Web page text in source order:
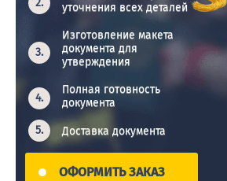
уточнения всех деталей
Изготовление макета
документа для
утверждения
Полная готовность
документа
Доставка документа
ОФОРМИТЬ ЗАКАЗ